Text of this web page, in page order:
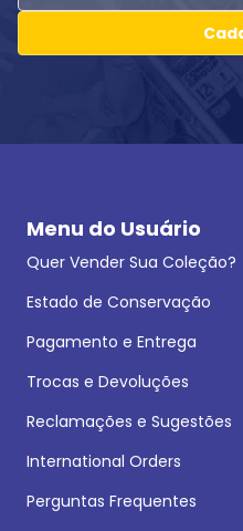
Menu do Usuário
Quer Vender Sua Coleção?
Estado de Conservação
Pagamento e Entrega
Trocas e Devoluções
Reclamações e Sugestões
International Orders
Perguntas Frequentes